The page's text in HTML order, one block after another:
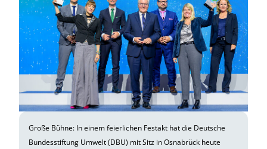
Große Bühne: In einem feierlichen Festakt hat die Deutsche
Bundesstiftung Umwelt (DBU) mit Sitz in Osnabrück heute